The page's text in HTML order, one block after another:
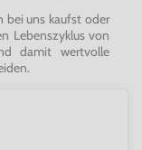
bei uns kaufst oder
Lebenszyklus von
damit wertvolle